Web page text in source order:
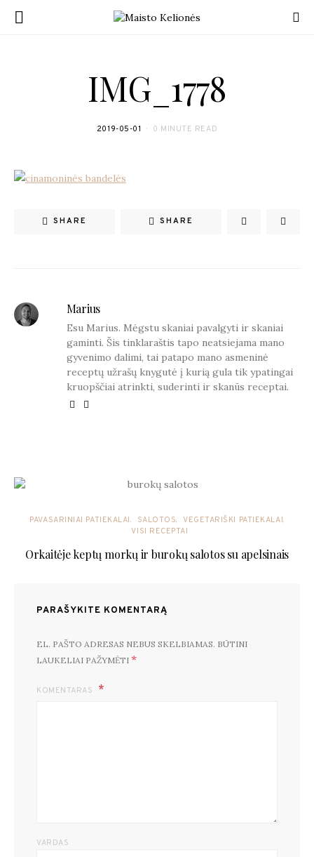
IMG_1778
2019-05-01 0 MINUTE READ
SHARE SHARE
Marius
Esu Marius. Mėgstu skaniai pavalgyti ir skaniai
gaminti. Šis tinklaraštis tapo neatsiejama mano
gyvenimo dalimi, tai patapo mano asmeninė
receptų užrašų knygutė į kurią gula tik ypatingai
kruopščiai atrinkti, suderinti ir skanūs receptai.
PAVASARINIAI PATIEKALAI SALOTOS
VEGETARIŠKI PATIEKALAI
VISI RECEPTAI
Orkaitėje keptų morkų ir burokų salotos su apelsinais
PARAŠYKITE KOMENTARĄ
EL. PAŠTO ADRESAS NEBUS SKELBIAMAS. BŪTINI
LAUKELIAI PAŽYMĖTI *
KOMENTARAS
VARDAS